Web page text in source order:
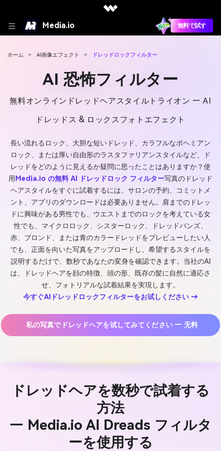
Media.io 無料で試す
ホーム > AI画像エフェクト > ドレッドロックフィルター
AI 恐怖フィルター
無料オンラインドレッドヘアスタイルトライオン — AI
ドレッドス & ロックスフォトエフェクト
長い流れるロック、大胆な短いドレッド、カラフルなボヘミアン
ロック、または厚い自由形のラスタファリアンスタイルなど、ド
レッドをどのように見えるか疑問に思ったことはありますか？使
用 Media.io の無料 AI ドレッドロック フィルター写真のドレッド
ヘアスタイルをすぐに試着するには、サロンの予約、コミットメ
ント、アプリのダウンロードは必要ありません。肩までのドレッ
ドに興味がある男性でも、ウエストまでのロックを考えている女
性でも、マイクロロック、シスターロック、ドレッドバンズ、
赤、ブロンド、または青のカラードレッドをプレビューしたい人
でも、正面を向いた写真をアップロードし、希望するスタイルを
説明するだけで、数秒であなたの変身を確認できます。当社のAI
は、ドレッドヘアを顔の特徴、頭の形、既存の髪に自然に適応さ
せ、フォトリアルな試着結果を実現します。
今すぐAIドレッドロックフィルターをお试しください →
私の写真でドレッドヘアを试してみてください — 无料
ドレッドヘアを数秒で試着する
方法
— Media.io AI Dreads フィルタ
ーを使用する